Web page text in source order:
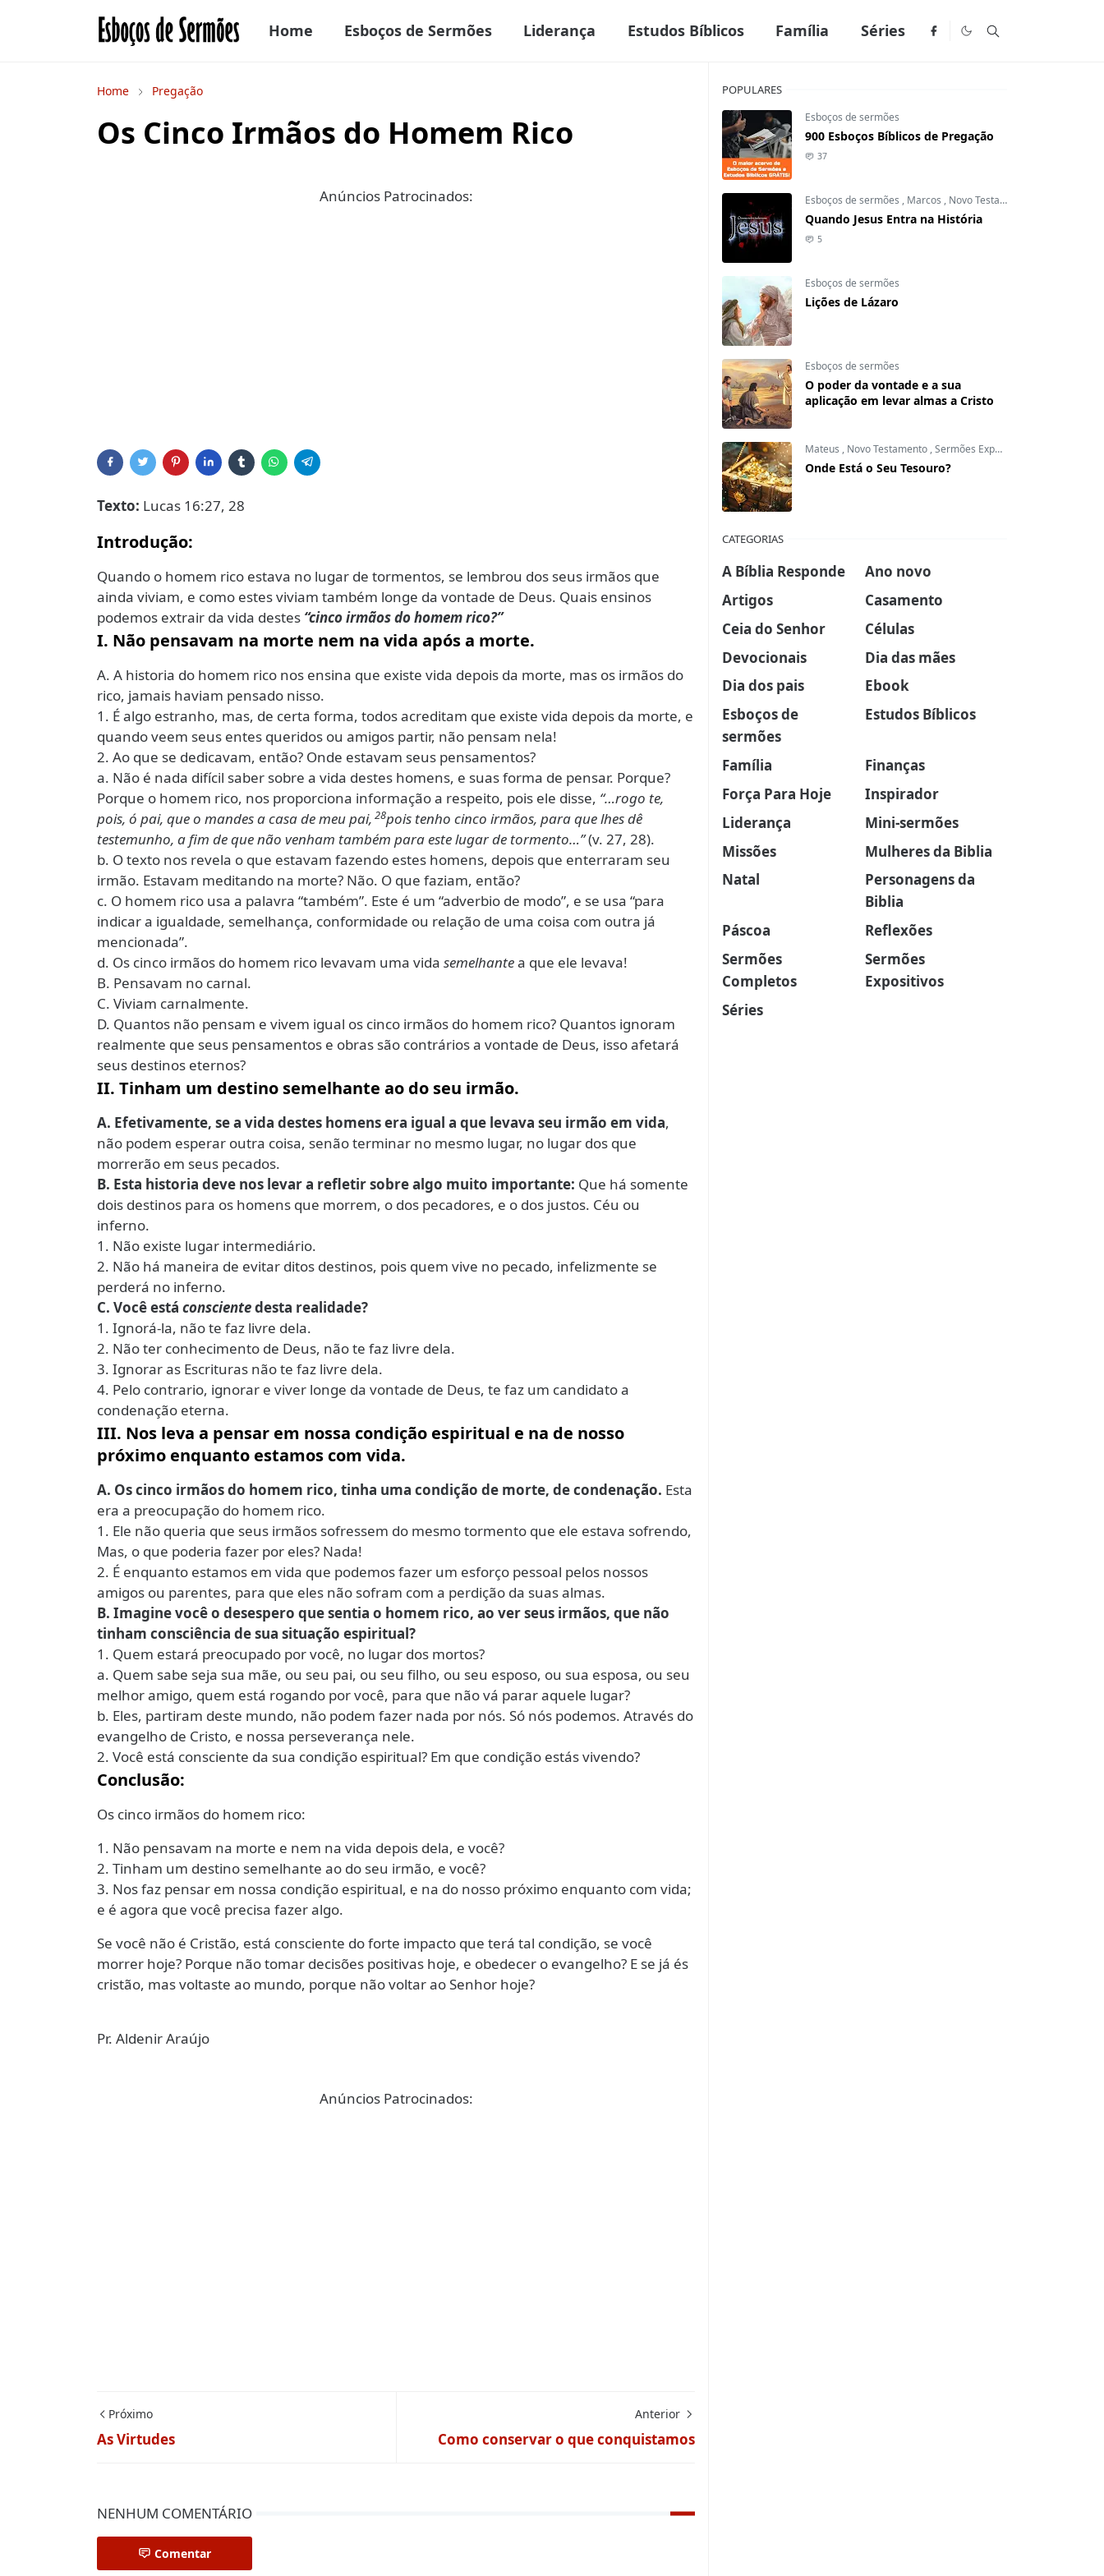
Home Esboços de Sermões Liderança Estudos Bíblicos Família Séries
Home Pregação
Os Cinco Irmãos do Homem Rico
Anúncios Patrocinados:
Texto: Lucas 16:27, 28
Introdução:
Quando o homem rico estava no lugar de tormentos, se lembrou dos seus irmãos que
ainda viviam, e como estes viviam também longe da vontade de Deus. Quais ensinos
podemos extrair da vida destes “cinco irmãos dohomemrico?”
I. Não pensavam na morte nem na vida após a morte.
A. A historia do homem rico nos ensina que existe vida depois da morte, mas os irmãos do
rico, jamais haviam pensado nisso.
1. É algo estranho, mas, de certa forma, todos acreditam que existe vida depois da morte, e
quando veem seus entes queridos ou amigos partir, não pensam nela!
2. Ao que se dedicavam, então? Onde estavam seus pensamentos?
a. Não é nada difícil saber sobre a vida destes homens, e suas forma de pensar. Porque?
Porque o homem rico, nos proporciona informação a respeito, pois ele disse, “…rogo te,
pois, ó pai, que o mandes a casa de meu pai, 28pois tenho cinco irmãos, para que lhes dê
testemunho, a fim de que não venham também para este lugar de tormento…”(v. 27, 28).
b. O texto nos revela o que estavam fazendo estes homens, depois que enterraram seu
irmão. Estavam meditando na morte? Não. O que faziam, então?
c. O homem rico usa a palavra “também”. Este é um “adverbio de modo”, e se usa “para
indicar a igualdade, semelhança, conformidade ou relação de uma coisa com outra já
mencionada”.
d. Os cinco irmãos do homem rico levavam uma vida semelhantea que ele levava!
B. Pensavam no carnal.
C. Viviam carnalmente.
D. Quantos não pensam e vivem igual os cinco irmãos do homem rico? Quantos ignoram
realmente que seus pensamentos e obras são contrários a vontade de Deus, isso afetará
seus destinos eternos?
II. Tinham um destino semelhante ao do seu irmão.
A. Efetivamente, se a vida destes homens era igual a que levava seu irmão em vida,
não podem esperar outra coisa, senão terminar no mesmo lugar, no lugar dos que
morrerão em seus pecados.
B. Esta historia deve nos levar a refletir sobre algo muito importante: Que há somente
dois destinos para os homens que morrem, o dos pecadores, e o dos justos. Céu ou
inferno.
1. Não existe lugar intermediário.
2. Não há maneira de evitar ditos destinos, pois quem vive no pecado, infelizmente se
perderá no inferno.
C. Você está conscientedesta realidade?
1. Ignorá-la, não te faz livre dela.
2. Não ter conhecimento de Deus, não te faz livre dela.
3. Ignorar as Escrituras não te faz livre dela.
4. Pelo contrario, ignorar e viver longe da vontade de Deus, te faz um candidato a
condenação eterna.
III. Nos leva a pensar em nossa condição espiritual e na de nosso
próximo enquanto estamos com vida.
A. Os cinco irmãos do homem rico, tinha uma condição de morte, de condenação. Esta
era a preocupação do homem rico.
1. Ele não queria que seus irmãos sofressem do mesmo tormento que ele estava sofrendo,
Mas, o que poderia fazer por eles? Nada!
2. É enquanto estamos em vida que podemos fazer um esforço pessoal pelos nossos
amigos ou parentes, para que eles não sofram com a perdição da suas almas.
B. Imagine você o desespero que sentia o homem rico, ao ver seus irmãos, que não
tinham consciência de sua situação espiritual?
1. Quem estará preocupado por você, no lugar dos mortos?
a. Quem sabe seja sua mãe, ou seu pai, ou seu filho, ou seu esposo, ou sua esposa, ou seu
melhor amigo, quem está rogando por você, para que não vá parar aquele lugar?
b. Eles, partiram deste mundo, não podem fazer nada por nós. Só nós podemos. Através do
evangelho de Cristo, e nossa perseverança nele.
2. Você está consciente da sua condição espiritual? Em que condição estás vivendo?
Conclusão:
Os cinco irmãos do homem rico:
1. Não pensavam na morte e nem na vida depois dela, e você?
2. Tinham um destino semelhante ao do seu irmão, e você?
3. Nos faz pensar em nossa condição espiritual, e na do nosso próximo enquanto com vida;
e é agora que você precisa fazer algo.
Se você não é Cristão, está consciente do forte impacto que terá tal condição, se você
morrer hoje? Porque não tomar decisões positivas hoje, e obedecer o evangelho? E se já és
cristão, mas voltaste ao mundo, porque não voltar ao Senhor hoje?
Pr. Aldenir Araújo
Anúncios Patrocinados:
Próximo
As Virtudes
Anterior
Como conservar o que conquistamos
NENHUM COMENTÁRIO
Comentar
POPULARES
Esboços de sermões
900 Esboços Bíblicos de Pregação
37
Esboços de sermões , Marcos , Novo Testamento
Quando Jesus Entra na História
5
Esboços de sermões
Lições de Lázaro
Esboços de sermões
O poder da vontade e a sua
aplicação em levar almas a Cristo
Mateus , Novo Testamento ,Sermões Expositivos
Onde Está o Seu Tesouro?
CATEGORIAS
A Bíblia Responde
Ano novo
Artigos
Casamento
Ceia do Senhor
Células
Devocionais
Dia das mães
Dia dos pais
Ebook
Esboços de
sermões
Estudos Bíblicos
Família
Finanças
Força Para Hoje
Inspirador
Liderança
Mini-sermões
Missões
Mulheres da Biblia
Natal
Personagens da
Biblia
Páscoa
Reflexões
Sermões
Completos
Sermões
Expositivos
Séries